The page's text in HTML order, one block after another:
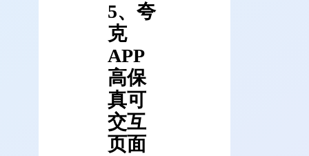
5、夸
克
APP
高保
真可
交互
页面